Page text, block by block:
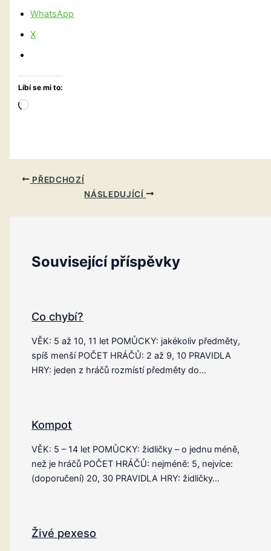
WhatsApp
X
Líbí se mi to:
Načítání…
PŘEDCHOZÍ
NÁSLEDUJÍCÍ
Související příspěvky
Co chybí?
VĚK: 5 až 10, 11 let POMŮCKY: jakékoliv předměty,
spíš menší POČET HRÁČŮ: 2 až 9, 10 PRAVIDLA
HRY: jeden z hráčů rozmístí předměty do…
Kompot
VĚK: 5 – 14 let POMŮCKY: židličky – o jednu méně,
než je hráčů POČET HRÁČŮ: nejméně: 5, nejvíce:
(doporučení) 20, 30 PRAVIDLA HRY: židličky…
Živé pexeso